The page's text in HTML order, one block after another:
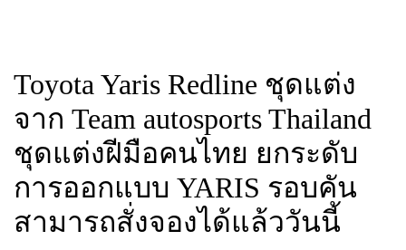
Toyota Yaris Redline ชุดแต่ง
จาก Team autosports Thailand
ชุดแต่งฝีมือคนไทย ยกระดับ
การออกแบบ YARIS รอบคัน
สามารถสั่งจองได้แล้ววันนี้